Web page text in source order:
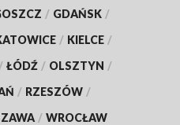
/ GDAŃSK /
/ KIELCE /
/ ŁÓDŹ / OLSZTYN /
/ RZESZÓW /
/ WROCŁAW